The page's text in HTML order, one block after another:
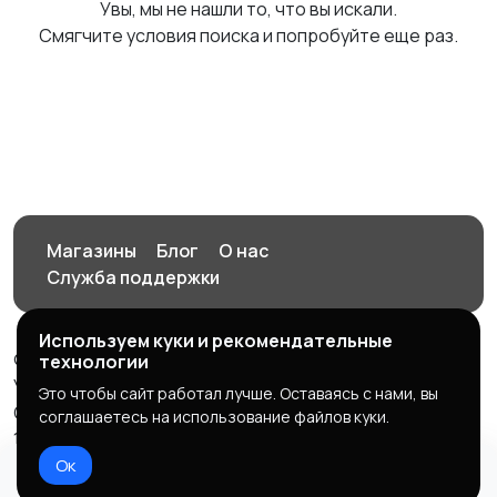
Увы, мы не нашли то, что вы искали.
Смягчите условия поиска и попробуйте еще раз.
Магазины Блог
О нас
Служба поддержки
© 2026 Орен-АЙ - Авто | Недвижимость | Работа |
Услуги
Создал Карусов Е.С ООО "ЦПК" ИНН 5609203278 ОГРН
1235600008841
Правила сервиса
Используем куки и рекомендательные
технологии
Это чтобы сайт работал лучше. Оставаясь с нами, вы
соглашаетесь на использование файлов куки.
Ок